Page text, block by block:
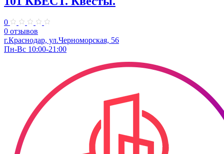
0
0 отзывов
г.Краснодар, ул.Черноморская, 56
Пн-Вс 10:00-21:00